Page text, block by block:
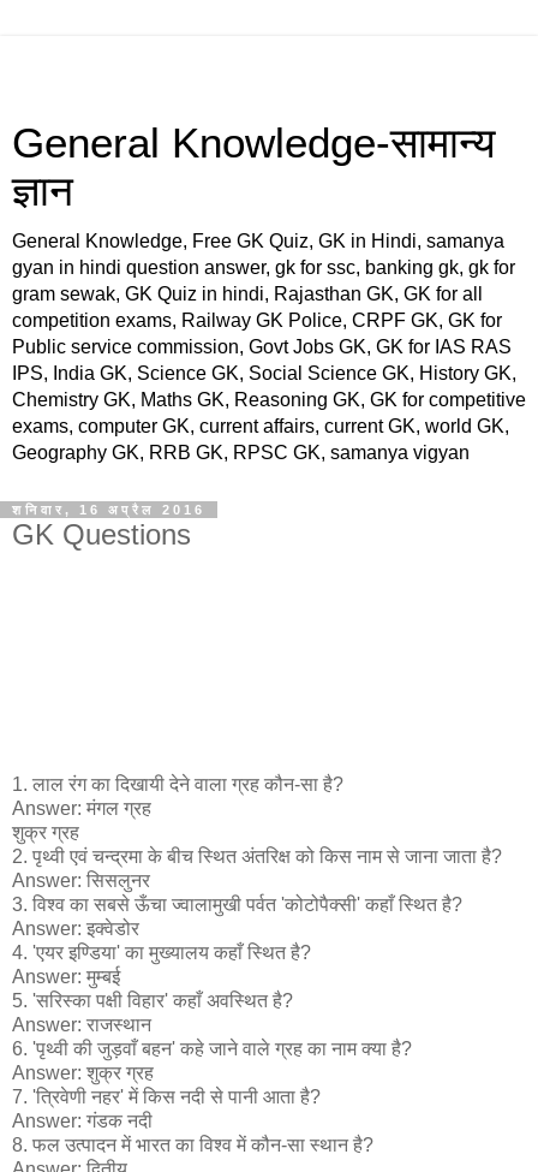
General Knowledge-सामान्य
ज्ञान
General Knowledge, Free GK Quiz, GK in Hindi, samanya
gyan in hindi question answer, gk for ssc, banking gk, gk for
gram sewak, GK Quiz in hindi, Rajasthan GK, GK for all
competition exams, Railway GK Police, CRPF GK, GK for
Public service commission, Govt Jobs GK, GK for IAS RAS
IPS, India GK, Science GK, Social Science GK, History GK,
Chemistry GK, Maths GK, Reasoning GK, GK for competitive
exams, computer GK, current affairs, current GK, world GK,
Geography GK, RRB GK, RPSC GK, samanya vigyan
शनिवार, 16 अप्रैल 2016
GK Questions
1. लाल रंग का दिखायी देने वाला ग्रह कौन-सा है?
Answer: मंगल ग्रह
शुक्र ग्रह
2. पृथ्वी एवं चन्द्रमा के बीच स्थित अंतरिक्ष को किस नाम से जाना जाता है?
Answer: सिसलुनर
3. विश्व का सबसे ऊँचा ज्वालामुखी पर्वत 'कोटोपैक्सी' कहाँ स्थित है?
Answer: इक्वेडोर
4. 'एयर इण्डिया' का मुख्यालय कहाँ स्थित है?
Answer: मुम्बई
5. 'सरिस्का पक्षी विहार' कहाँ अवस्थित है?
Answer: राजस्थान
6. 'पृथ्वी की जुड़वाँ बहन' कहे जाने वाले ग्रह का नाम क्या है?
Answer: शुक्र ग्रह
7. 'त्रिवेणी नहर' में किस नदी से पानी आता है?
Answer: गंडक नदी
8. फल उत्पादन में भारत का विश्व में कौन-सा स्थान है?